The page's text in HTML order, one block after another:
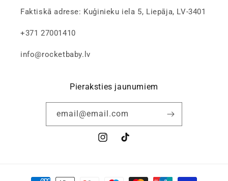
Faktiskā adrese: Kuģinieku iela 5, Liepāja, LV-3401
+371 27001410
info@rocketbaby.lv
Pieraksties jaunumiem
email@email.com
InstagramTiktok
Apmaksas